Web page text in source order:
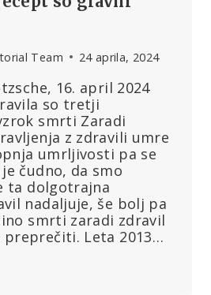
Team 24 aprila, 2024
16. april 2024
so tretji
smrti Zaradi
z zdravili umre
umrljivosti pa se
čudno, da smo
ta dolgotrajna
nadaljuje, še bolj pa
smrti zaradi zdravil
preprečiti. Leta 2013…